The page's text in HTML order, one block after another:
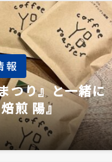
報
つり』と一緒に
煎 陽』